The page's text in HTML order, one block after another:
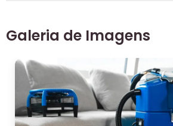
Galeria de Imagens